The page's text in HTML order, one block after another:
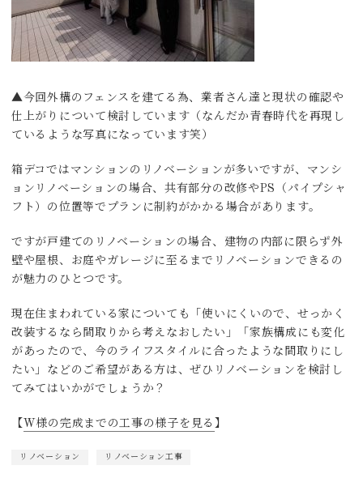
▲今回外構のフェンスを建てる為、業者さん達と現状の確認や
仕上がりについて検討しています（なんだか青春時代を再現し
ているような写真になっています笑）
箱デコではマンションのリノベーションが多いですが、マンシ
ョンリノベーションの場合、共有部分の改修やPS（パイプシャ
フト）の位置等でプランに制約がかかる場合があります。
ですが戸建てのリノベーションの場合、建物の内部に限らず外
壁や屋根、お庭やガレージに至るまでリノベーションできるの
が魅力のひとつです。
現在住まわれている家についても「使いにくいので、せっかく
改装するなら間取りから考えなおしたい」「家族構成にも変化
があったので、今のライフスタイルに合ったような間取りにし
たい」などのご希望がある方は、ぜひリノベーションを検討し
てみてはいかがでしょうか？
【 W様の完成までの工事の様子を見る 】
リノベーション リノベーション工事